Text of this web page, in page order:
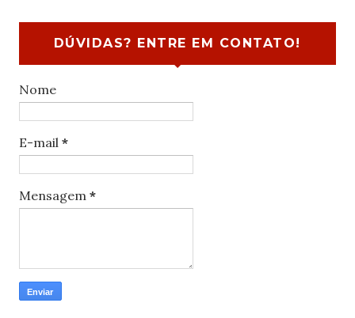
DÚVIDAS? ENTRE EM CONTATO!
Nome
E-mail *
Mensagem *